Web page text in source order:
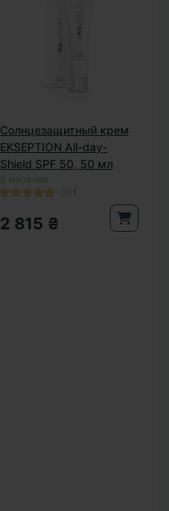
Солнцезащитный крем
EKSEPTION All-day-
Shield SPF 50, 50 мл
В наличии
1
2 815 ₴